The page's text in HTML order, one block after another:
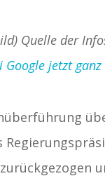
Quelle der
Google jetzt